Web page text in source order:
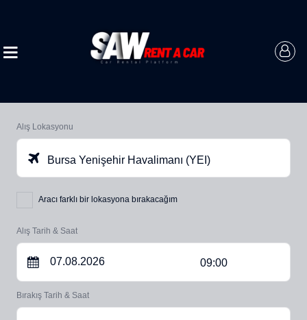
Alış Lokasyonu
Bursa Yenişehir Havalimanı (YEI)
Aracı farklı bir lokasyona bırakacağım
Alış Tarih & Saat
09:00
Bırakış Tarih & Saat